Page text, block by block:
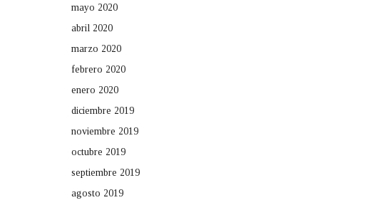
mayo 2020
abril 2020
marzo 2020
febrero 2020
enero 2020
diciembre 2019
noviembre 2019
octubre 2019
septiembre 2019
agosto 2019